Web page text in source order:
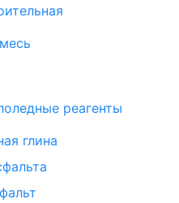
реагенты
глина